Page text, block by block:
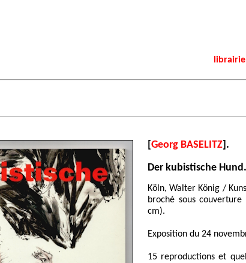
librairie
[Georg BASELITZ].
Der kubistische Hund.
Köln, Walter König /
broché sous
cm).
Exposition du 24
15 reproductions et